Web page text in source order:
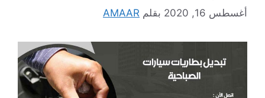
أغسطس 16, 2020 بقلم AMAAR